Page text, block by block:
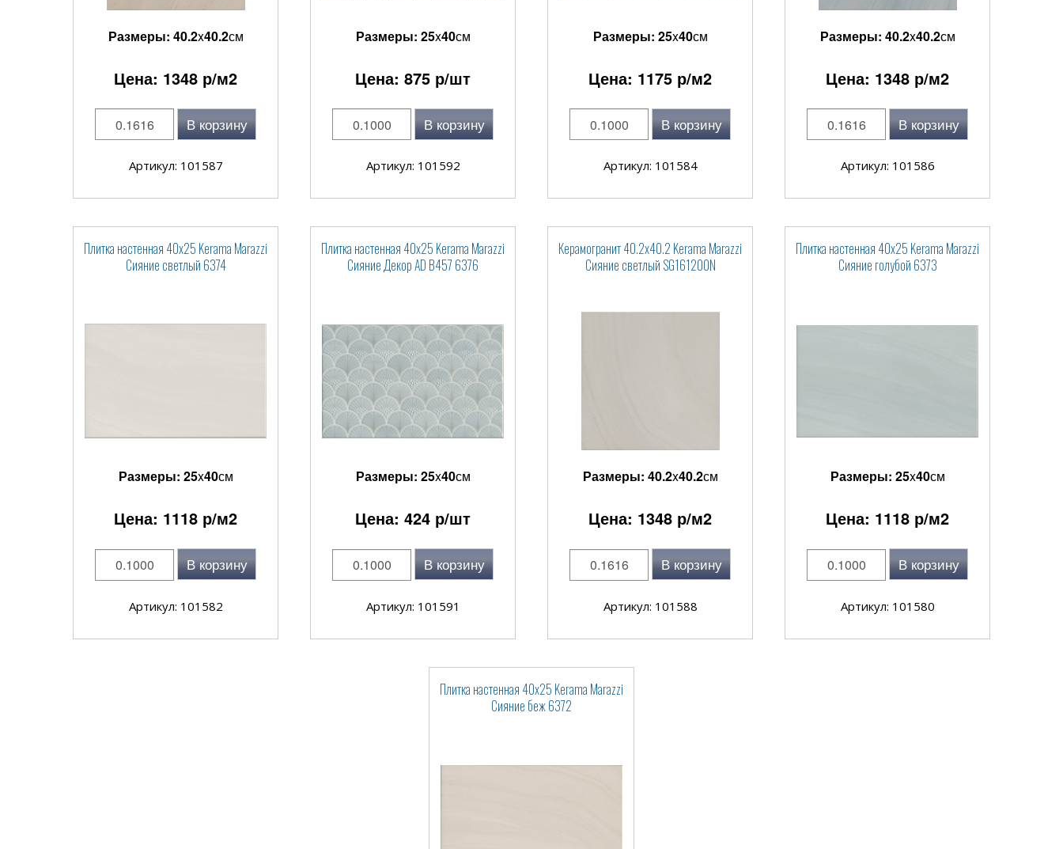
Размеры: 40.2x40.2см
Цена: 1348 р/м2
В корзину
Артикул: 101587
Размеры: 25x40см
Цена: 875 р/шт
В корзину
Артикул: 101592
Размеры: 25x40см
Цена: 1175 р/м2
В корзину
Артикул: 101584
Размеры: 40.2x40.2см
Цена: 1348 р/м2
В корзину
Артикул: 101586
Плитка настенная 40x25 Kerama Marazzi
Сияние светлый 6374
Размеры: 25x40см
Цена: 1118 р/м2
В корзину
Артикул: 101582
Плитка настенная 40x25 Kerama Marazzi
Сияние Декор AD B457 6376
Размеры: 25x40см
Цена: 424 р/шт
В корзину
Артикул: 101591
Керамогранит 40.2x40.2 Kerama Marazzi
Сияние светлый SG161200N
Размеры: 40.2x40.2см
Цена: 1348 р/м2
В корзину
Артикул: 101588
Плитка настенная 40x25 Kerama Marazzi
Сияние голубой 6373
Размеры: 25x40см
Цена: 1118 р/м2
В корзину
Артикул: 101580
Плитка настенная 40x25 Kerama Marazzi
Сияние беж 6372